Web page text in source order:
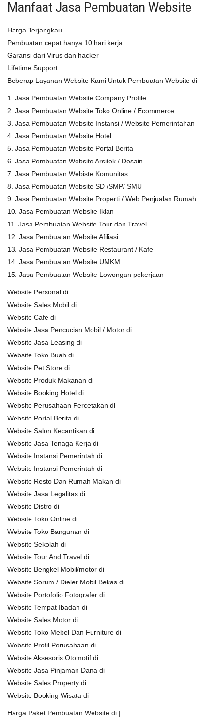
Manfaat Jasa Pembuatan Website
Harga Terjangkau
Pembuatan cepat hanya 10 hari kerja
Garansi dari Virus dan hacker
Lifetime Support
Beberap Layanan Website Kami Untuk Pembuatan Website di
1. Jasa Pembuatan Website Company Profile
2. Jasa Pembuatan Website Toko Online / Ecommerce
3. Jasa Pembuatan Website Instansi / Website Pemerintahan
4. Jasa Pembuatan Website Hotel
5. Jasa Pembuatan Website Portal Berita
6. Jasa Pembuatan Website Arsitek / Desain
7. Jasa Pembuatan Webiste Komunitas
8. Jasa Pembuatan Website SD /SMP/ SMU
9. Jasa Pembuatan Website Properti / Web Penjualan Rumah
10. Jasa Pembuatan Website Iklan
11. Jasa Pembuatan Website Tour dan Travel
12. Jasa Pembuatan Website Afiliasi
13. Jasa Pembuatan Website Restaurant / Kafe
14. Jasa Pembuatan Website UMKM
15. Jasa Pembuatan Website Lowongan pekerjaan
Website Personal di
Website Sales Mobil di
Website Cafe di
Website Jasa Pencucian Mobil / Motor di
Website Jasa Leasing di
Website Toko Buah di
Website Pet Store di
Website Produk Makanan di
Website Booking Hotel di
Website Perusahaan Percetakan di
Website Portal Berita di
Website Salon Kecantikan di
Website Jasa Tenaga Kerja di
Website Instansi Pemerintah di
Website Instansi Pemerintah di
Website Resto Dan Rumah Makan di
Website Jasa Legalitas di
Website Distro di
Website Toko Online di
Website Toko Bangunan di
Website Sekolah di
Website Tour And Travel di
Website Bengkel Mobil/motor di
Website Sorum / Dieler Mobil Bekas di
Website Portofolio Fotografer di
Website Tempat Ibadah di
Website Sales Motor di
Website Toko Mebel Dan Furniture di
Website Profil Perusahaan di
Website Aksesoris Otomotif di
Website Jasa Pinjaman Dana di
Website Sales Property di
Website Booking Wisata di
Harga Paket Pembuatan Website di |